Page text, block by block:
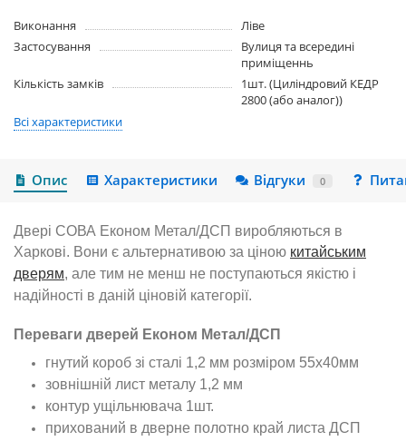
Виконання
Ліве
Застосування
Вулиця та всередині
приміщеннь
Кількість замків
1шт. (Циліндровий КЕДР
2800 (або аналог))
Всі характеристики
Опис Характеристики Відгуки 0
Двері СОВА Економ Метал/ДСП виробляються в
Харкові. Вони є альтернативою за ціною китайським
дверям, але тим не менш не поступаються якістю і
надійності в даній ціновій категорії.
Переваги дверей Економ Метал/ДСП
гнутий короб зі сталі 1,2 мм розміром 55х40мм
зовнішній лист металу 1,2 мм
контур ущільнювача 1шт.
прихований в дверне полотно край листа ДСП